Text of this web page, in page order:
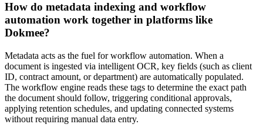
How do metadata indexing and workflow
automation work together in platforms like
Dokmee?
Metadata acts as the fuel for workflow automation. When a
document is ingested via intelligent OCR, key fields (such as client
ID, contract amount, or department) are automatically populated.
The workflow engine reads these tags to determine the exact path
the document should follow, triggering conditional approvals,
applying retention schedules, and updating connected systems
without requiring manual data entry.